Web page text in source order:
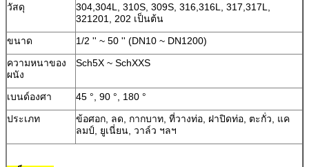
วัสดุ
304,304L, 310S, 309S, 316,316L, 317,317L,
321201, 202 เป็นต้น
ขนาด
1/2 '' ~ 50 '' (DN10 ~ DN1200)
ความหนาของ
ผนัง
Sch5X ~ SchXXS
เบนด์องศา
45 °, 90 °, 180 °
ประเภท
ข้อศอก, ลด, กากบาท, ที่วางท่อ, ฝาปิดท่อ, ตะกั่ว, แค
ลมป์, ยูเนี่ยน, วาล์ว ฯลฯ